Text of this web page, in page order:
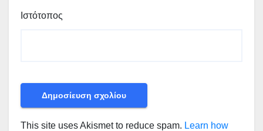
Ιστότοπος
This site uses Akismet to reduce spam. Learn how